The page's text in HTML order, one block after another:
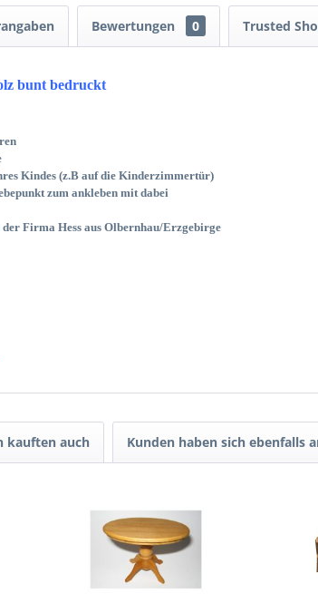
Bewertungen 0 Trusted
bunt bedruckt
Kindes (z.B auf die Kinderzimmertür)
zum ankleben mit dabei
Firma Hess aus Olbernhau/Erzgebirge
kauften auch Kunden haben sich ebenfalls